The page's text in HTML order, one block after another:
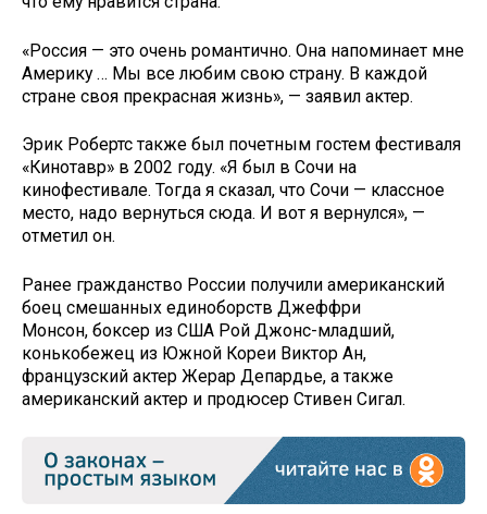
«Россия — это очень романтично. Она напоминает мне
Америку … Мы все любим свою страну. В каждой
стране своя прекрасная жизнь», — заявил актер.
Эрик Робертс также был почетным гостем фестиваля
«Кинотавр» в 2002 году. «Я был в Сочи на
кинофестивале. Тогда я сказал, что Сочи — классное
место, надо вернуться сюда. И вот я вернулся», —
отметил он.
Ранее гражданство России получили американский
боец смешанных единоборств Джеффри
Монсон, боксер из США Рой Джонс-младший,
конькобежец из Южной Кореи Виктор Ан,
французский актер Жерар Депардье, а также
американский актер и продюсер Стивен Сигал.